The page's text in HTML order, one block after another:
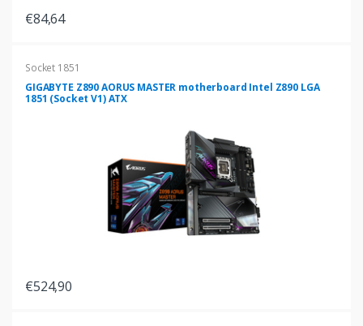
€84,64
Socket 1851
GIGABYTE Z890 AORUS MASTER motherboard Intel Z890 LGA
1851 (Socket V1) ATX
€524,90